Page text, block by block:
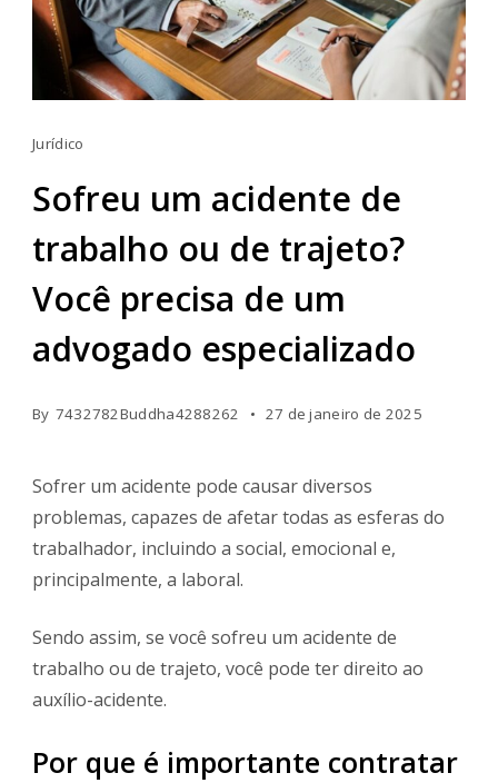
Jurídico
Sofreu um acidente de
trabalho ou de trajeto?
Você precisa de um
advogado especializado
By 7432782Buddha4288262 27 de janeiro de 2025
Sofrer um acidente pode causar diversos
problemas, capazes de afetar todas as esferas do
trabalhador, incluindo a social, emocional e,
principalmente, a laboral.
Sendo assim, se você sofreu um acidente de
trabalho ou de trajeto, você pode ter direito ao
auxílio-acidente.
Por que é importante contratar